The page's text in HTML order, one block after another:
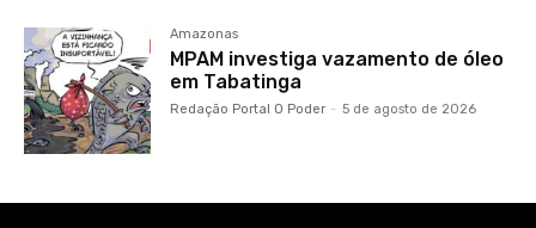
Amazonas
MPAM investiga vazamento de óleo
em Tabatinga
Redação Portal O Poder - 5 de agosto de 2026